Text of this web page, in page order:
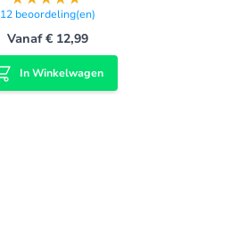
12 beoordeling(en)
Vanaf€ 12,99
In Winkelwagen